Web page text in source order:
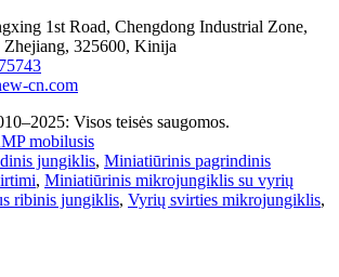
1st Road, Chengdong Industrial Zone,
325600, Kinija
cn.com
Visos teisės saugomos.
mobilusis
jungiklis, Miniatiūrinis pagrindinis
, Miniatiūrinis mikrojungiklis su vyrių
ribinis jungiklis, Vyrių svirties mikrojungiklis,